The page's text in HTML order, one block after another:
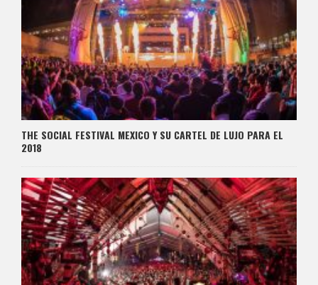
THE SOCIAL FESTIVAL MEXICO Y SU CARTEL DE LUJO PARA EL
2018